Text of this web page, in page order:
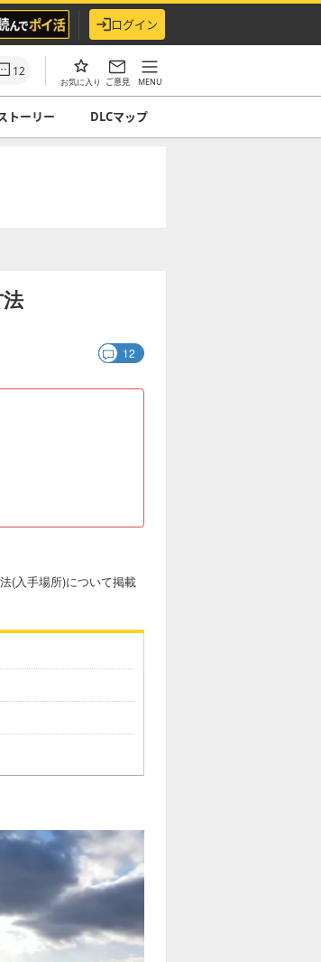
ログイン
12
お気に入り ご意見 MENU
トーリー DLCマップ
12
(入手場所)について掲載